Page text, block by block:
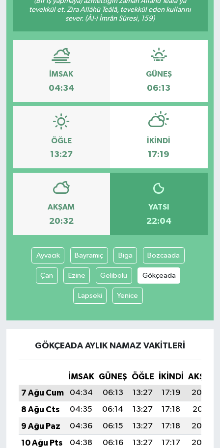
tevekkül et. Zira Allâhü Teâlâ, tevekkül eden kullarını
sever. (Âl-i İmrân Sûresi, 159)
İMSAK
04:34
GÜNEŞ
06:13
ÖĞLE
13:27
İKINDI
17:19
AKŞAM
20:32
YATSI
22:04
Ayvacık Bayramiç Biga Bozcaada
Çan Ezine Gelibolu Gökçeada
Lapseki Yenice
GÖKÇEADA AYLIK NAMAZ VAKITLERI
İMSAK GÜNEŞ ÖĞLE İKINDI
AKŞAM
7 Ağu Cum
04:34 06:13 13:27 17:19
20:32
8 Ağu Cts
04:35 06:14 13:27 17:18
20:31
9 Ağu Paz
04:36 06:15 13:27 17:18
20:29
10 Ağu Pts
04:38 06:16 13:27 17:17 20:28
Dursunbey
EĞİTİM
EKONOMİ
Gömeç
Gönen
Havran
KENT GÜNDEMİ
MAGAZİN
Manyas
OLAY
OTOMOTİV